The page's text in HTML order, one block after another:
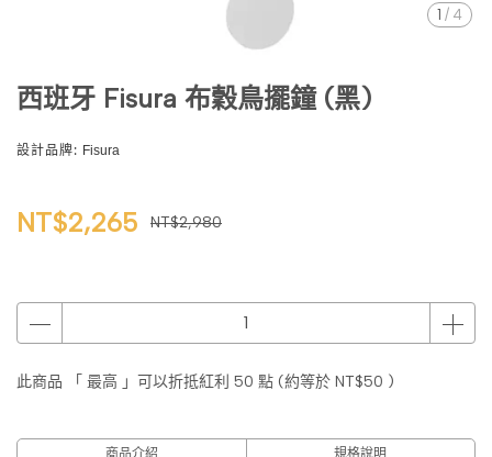
1 / 4
西班牙 Fisura 布穀鳥擺鐘 (黑)
設計品牌: Fisura
NT$2,265 NT$2,980
此商品 「 最高 」可以折抵紅利 50 點 (約等於 NT$50 )
商品介紹 規格說明